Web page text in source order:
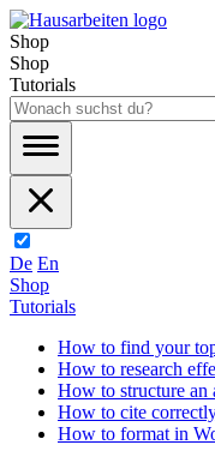
Shop
Shop
Tutorials
De En
Shop
Tutorials
How to find your
How to research
How to structure an
How to cite
How to format in